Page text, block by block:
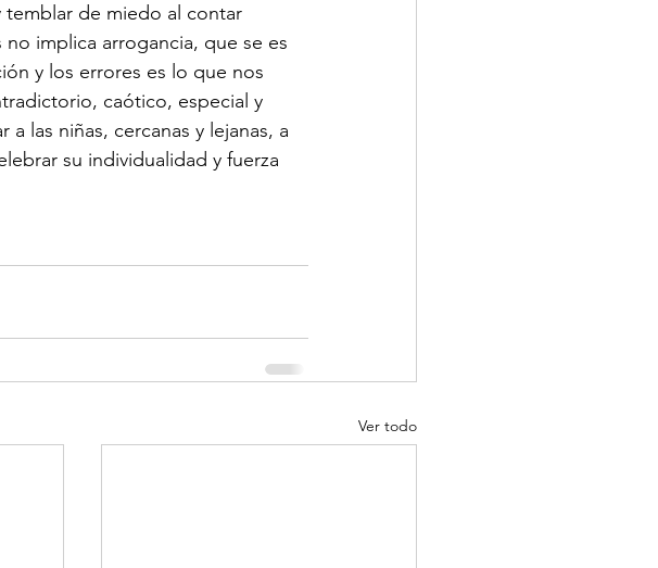
de miedo al contar
implica arrogancia, que se es
y los errores es lo que nos
caótico, especial y
las niñas, cercanas y lejanas, a
su individualidad y fuerza
Ver todo